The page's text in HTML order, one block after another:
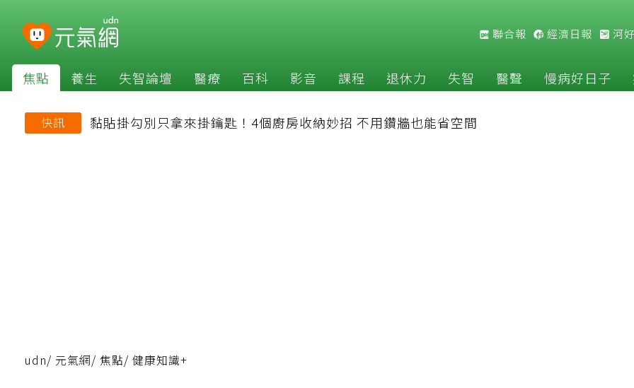
聯合報 經濟日報 河
焦點 養生 失智論壇 醫療 百科 影音 課程 退休力 失智 醫聲 慢病好日子
快訊 黏貼掛勾別只拿來掛鑰匙！4個廚房收納妙招 不用鑽牆也能省空間
udn/ 元氣網/ 焦點/ 健康知識+